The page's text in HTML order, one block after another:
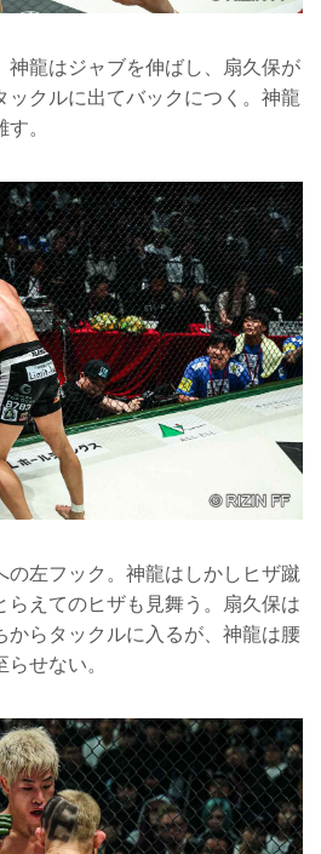
神龍はジャブを伸ばし、扇久保が
ックルに出てバックにつく。神龍
。
の左フック。神龍はしかしヒザ蹴
らえてのヒザも見舞う。扇久保は
からタックルに入るが、神龍は腰
せない。